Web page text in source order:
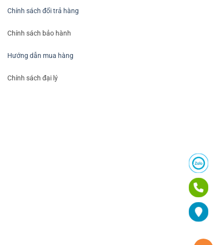
Chính sách đổi trả hàng
Chính sách bảo hành
Hướng dẫn mua hàng
Chính sách đại lý